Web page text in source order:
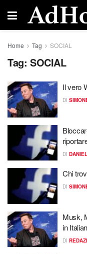
Home Tag SOCIAL
Tag: SOCIAL
Il vero
DI
DI
Chi
DI
Musk,
in
DI